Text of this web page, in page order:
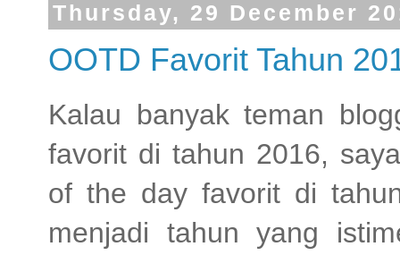
Thursday, 29 December
OOTD Favorit Tahun
Kalau banyak teman
favorit di tahun 2016,
of the day favorit di
menjadi tahun yang